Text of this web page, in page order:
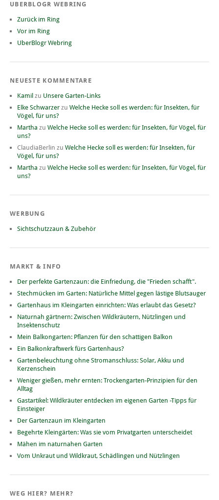
UBERBLOGR WEBRING
Zurück im Ring
Vor im Ring
UberBlogr Webring
NEUESTE KOMMENTARE
Kamil zu Unsere Garten-Links
Elke Schwarzer zu Welche Hecke soll es werden: für Insekten, für
Vögel, für uns?
Martha zu Welche Hecke soll es werden: für Insekten, für Vögel, für
uns?
ClaudiaBerlin zu Welche Hecke soll es werden: für Insekten, für
Vögel, für uns?
Martha zu Welche Hecke soll es werden: für Insekten, für Vögel, für
uns?
WERBUNG
Sichtschutzzaun & Zubehör
MARKT & INFO
Der perfekte Gartenzaun: die Einfriedung, die "Frieden schafft".
Stechmücken im Garten: Natürliche Mittel gegen lästige Blutsauger
Gartenhaus im Kleingarten einrichten: Was erlaubt das Gesetz?
Naturnah gärtnern: Zwischen Wildkräutern, Nützlingen und
Insektenschutz
Mein Balkongarten: Pflanzen für den schattigen Balkon
Ein Balkonkraftwerk fürs Gartenhaus?
Gartenbeleuchtung ohne Stromanschluss: Solar, Akku und
Kerzenschein
Weniger gießen, mehr ernten: Trockengarten-Prinzipien für den
Alltag
Gastartikel: Wildkräuter entdecken im eigenen Garten -Tipps für
Einsteiger
Der Gartenzaun im Kleingarten
Begehrte Kleingärten: Was sie vom Privatgarten unterscheidet
Mähen im naturnahen Garten
Vom Unkraut und Wildkraut, Schädlingen und Nützlingen
WEG HIER? MEHR?